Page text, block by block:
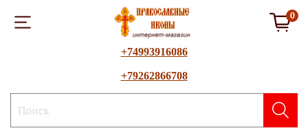
0
+74993916086
+79262866708